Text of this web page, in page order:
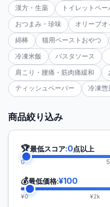
漢方・生薬 トイレットペー
おつまみ・珍味 オリーブオ
綿棒 猫用ペーストおやつ
冷凍米飯 パスタソース
肩こり・腰痛・筋肉痛緩和
ティッシュペーパー 冷凍惣
商品絞り込み
🏆最低スコア:0点以上
0
💰最低価格:¥100
¥0 ¥2k